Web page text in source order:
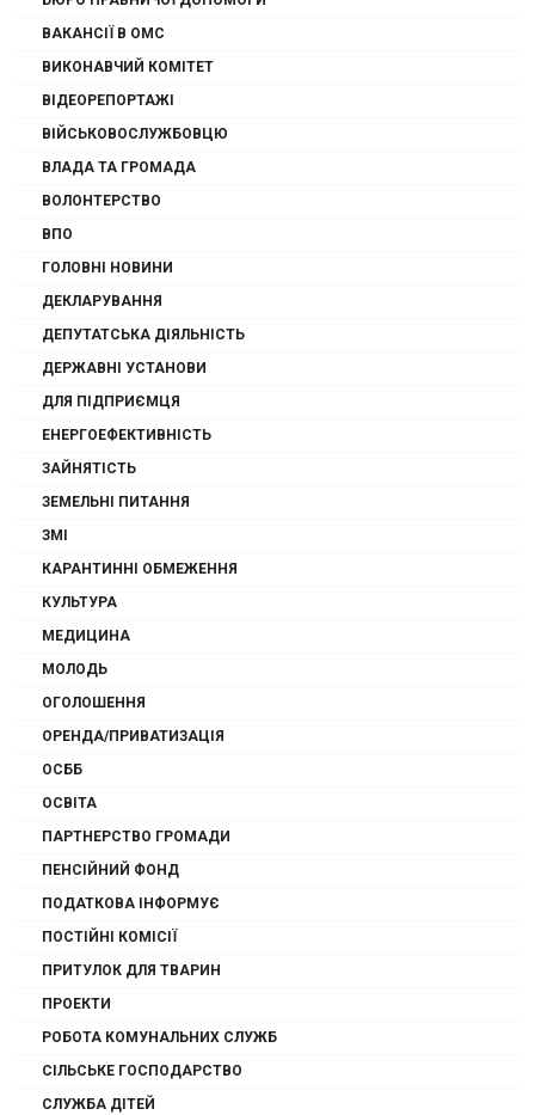
ВАКАНСІЇ В ОМС
ВИКОНАВЧИЙ КОМІТЕТ
ВІДЕОРЕПОРТАЖІ
ВІЙСЬКОВОСЛУЖБОВЦЮ
ВЛАДА ТА ГРОМАДА
ВОЛОНТЕРСТВО
ВПО
ГОЛОВНІ НОВИНИ
ДЕКЛАРУВАННЯ
ДЕПУТАТСЬКА ДІЯЛЬНІСТЬ
ДЕРЖАВНІ УСТАНОВИ
ДЛЯ ПІДПРИЄМЦЯ
ЕНЕРГОЕФЕКТИВНІСТЬ
ЗАЙНЯТІСТЬ
ЗЕМЕЛЬНІ ПИТАННЯ
ЗМІ
КАРАНТИННІ ОБМЕЖЕННЯ
КУЛЬТУРА
МЕДИЦИНА
МОЛОДЬ
ОГОЛОШЕННЯ
ОРЕНДА/ПРИВАТИЗАЦІЯ
ОСББ
ОСВІТА
ПАРТНЕРСТВО ГРОМАДИ
ПЕНСІЙНИЙ ФОНД
ПОДАТКОВА ІНФОРМУЄ
ПОСТІЙНІ КОМІСІЇ
ПРИТУЛОК ДЛЯ ТВАРИН
ПРОЕКТИ
РОБОТА КОМУНАЛЬНИХ СЛУЖБ
СІЛЬСЬКЕ ГОСПОДАРСТВО
СЛУЖБА ДІТЕЙ